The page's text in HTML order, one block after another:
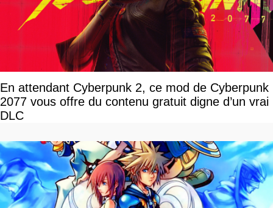
En attendant Cyberpunk 2, ce mod de Cyberpunk
2077 vous offre du contenu gratuit digne d’un vrai
DLC